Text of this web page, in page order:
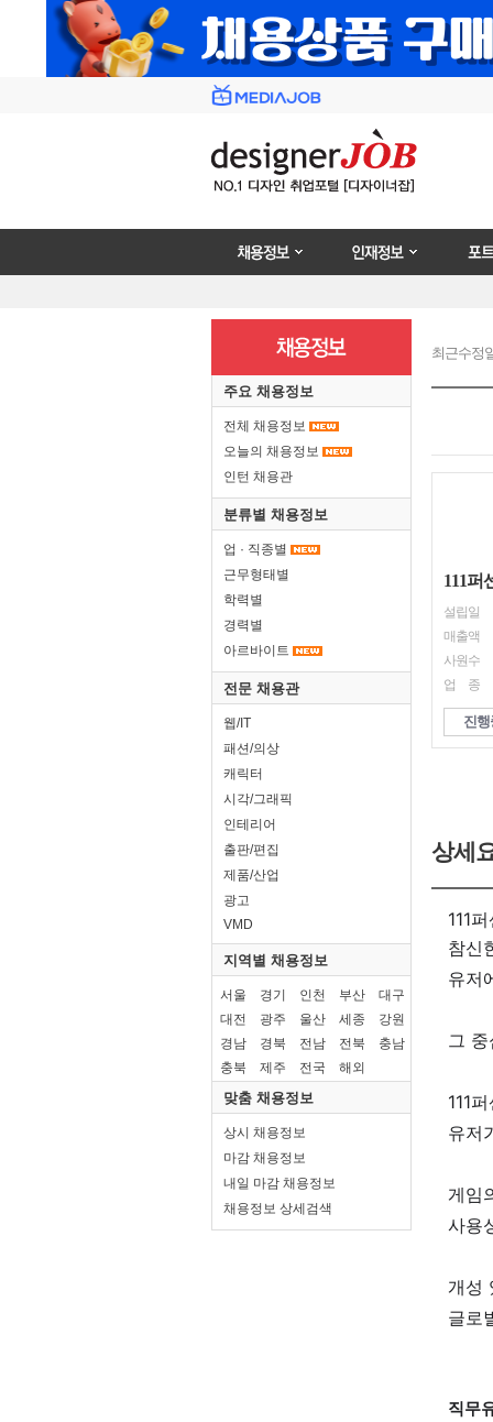
주요 채용정보
전체 채용정보
오늘의 채용정보
인턴 채용관
분류별 채용정보
업 · 직종별
근무형태별
학력별
경력별
아르바이트
전문 채용관
웹/IT
패션/의상
캐릭터
시각/그래픽
인테리어
출판/편집
제품/산업
광고
VMD
지역별 채용정보
서울 경기 인천 부산
대구
대전
광주 울산 세종
강원
경남
경북 전남 전북
충남
충북
제주 전국 해외
맞춤 채용정보
상시 채용정보
마감 채용정보
내일 마감 채용정보
채용정보 상세검색
최근수정
111퍼
설립일
매출액
사원수
업 종
진행
상세